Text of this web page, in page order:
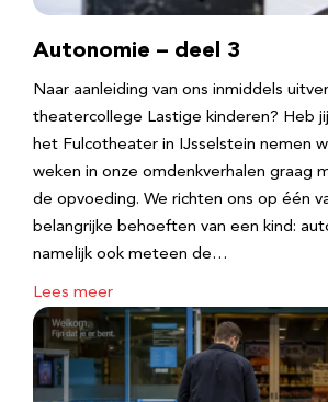
Autonomie – deel 3
Naar aanleiding van ons inmiddels
theatercollege Lastige kinderen? Heb
het Fulcotheater in IJsselstein nemen
weken in onze omdenkverhalen graag
de opvoeding. We richten ons op één
belangrijke behoeften van een kind:
namelijk ook meteen de…
Lees meer